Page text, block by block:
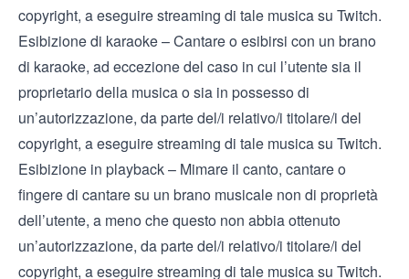
copyright, a eseguire streaming di tale musica su Twitch.
Esibizione di karaoke – Cantare o esibirsi con un brano
di karaoke, ad eccezione del caso in cui l’utente sia il
proprietario della musica o sia in possesso di
un’autorizzazione, da parte del/i relativo/i titolare/i del
copyright, a eseguire streaming di tale musica su Twitch.
Esibizione in playback – Mimare il canto, cantare o
fingere di cantare su un brano musicale non di proprietà
dell’utente, a meno che questo non abbia ottenuto
un’autorizzazione, da parte del/i relativo/i titolare/i del
copyright, a eseguire streaming di tale musica su Twitch.